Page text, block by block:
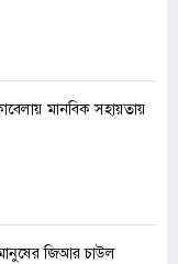
মানবিক সহায়তায়
জিআর চাউল